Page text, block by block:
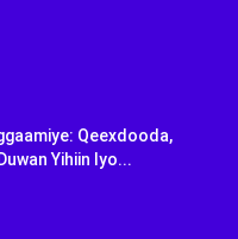
Qeexdooda,
Yihiin Iyo...